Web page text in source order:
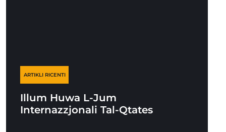
ARTIKLI RICENTI
Illum Huwa L-Jum
Internazzjonali Tal-Qtates